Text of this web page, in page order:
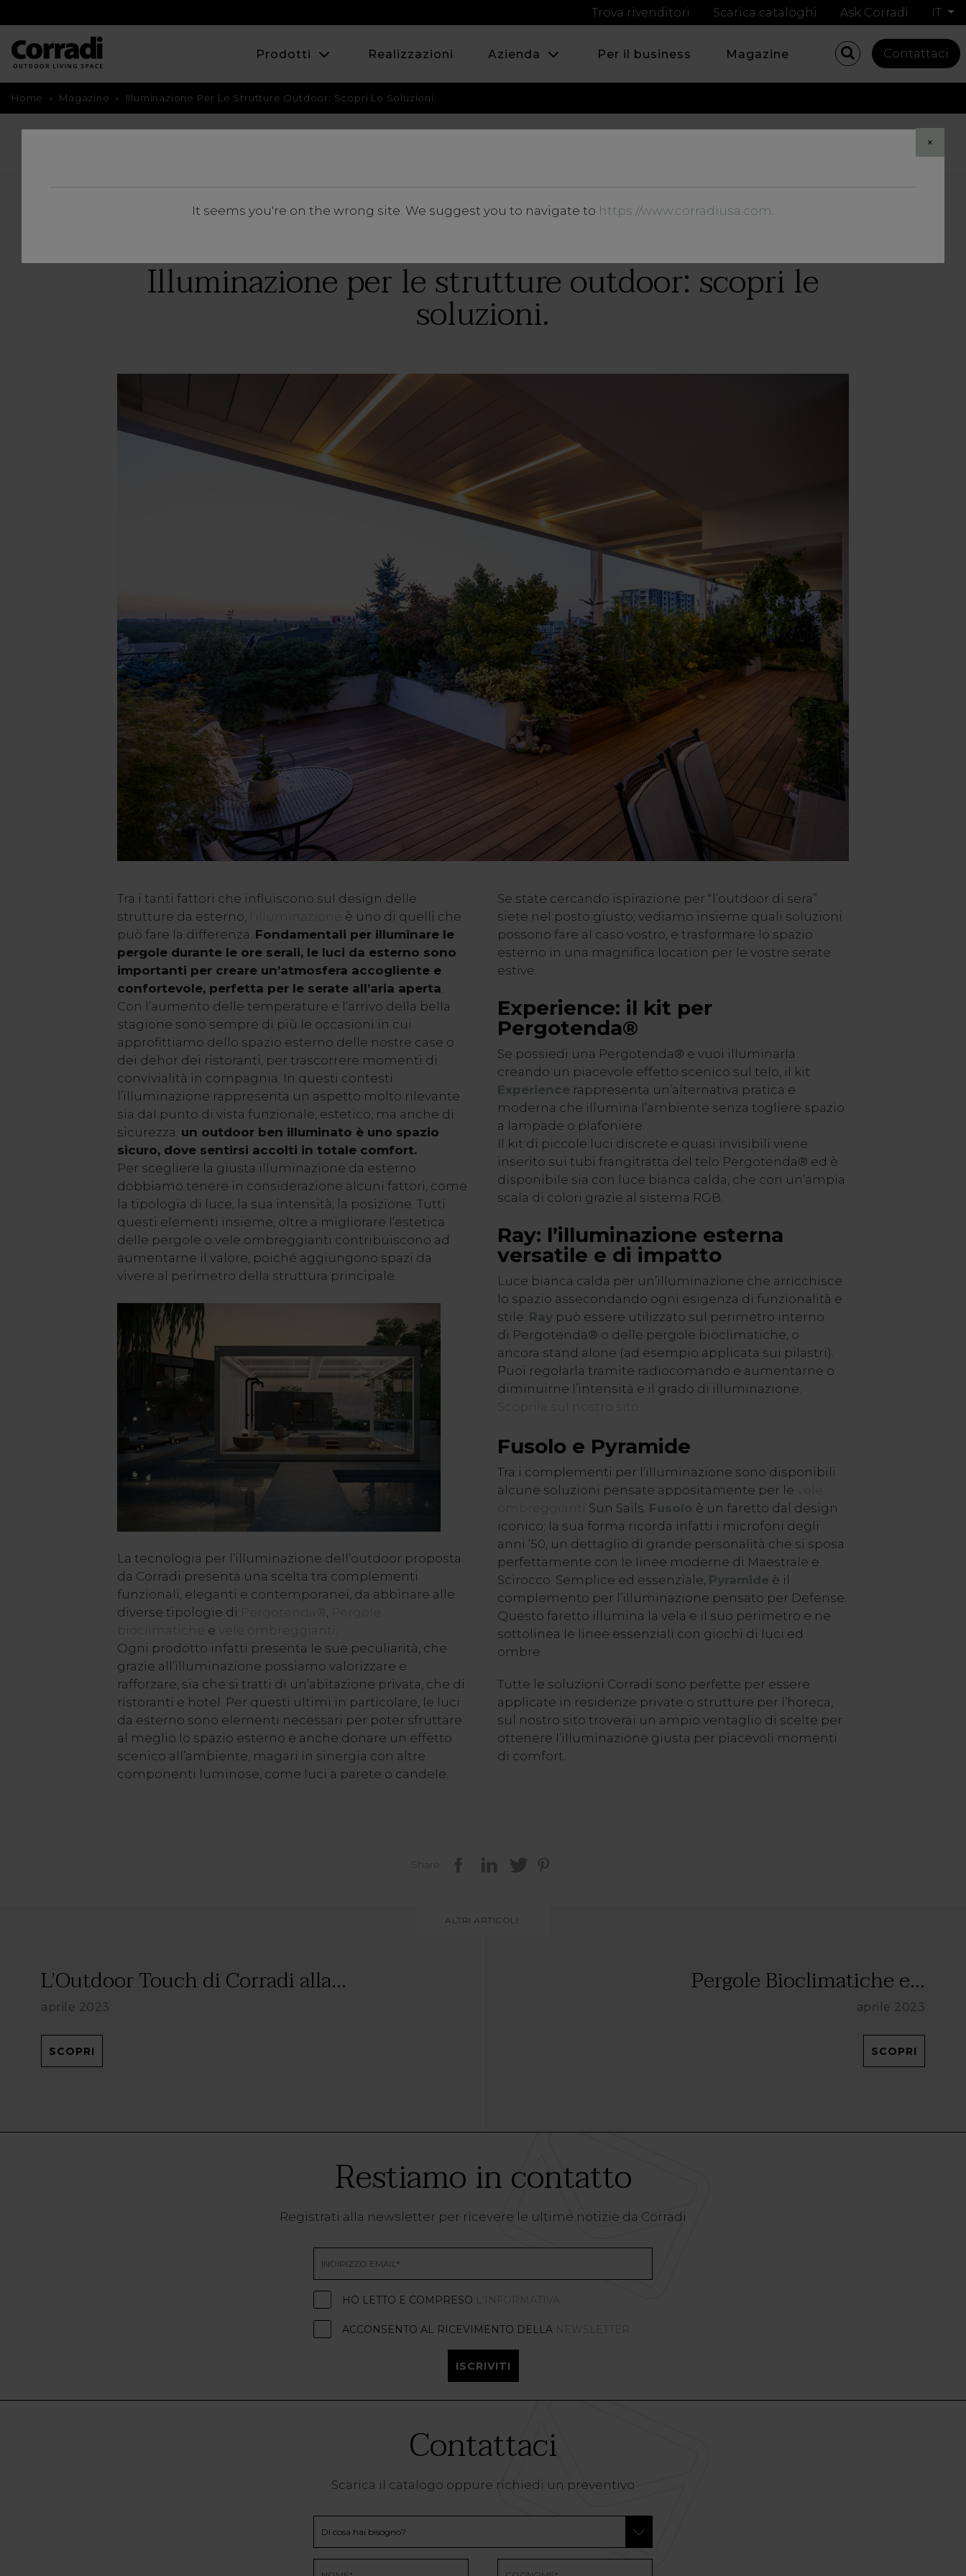
×
It seems you're on the wrong site. We suggest you to navigate to https://www.corradiusa.com.
Trova rivenditori Scarica cataloghi Ask Corradi IT
Prodotti Realizzazioni Azienda Per il business Magazine Contattaci
Home » Magazine » Illuminazione Per Le Strutture Outdoor: Scopri Le Soluzioni.
Illuminazione per le strutture outdoor: scopri le
soluzioni.
Tra i tanti fattori che influiscono sul design delle
strutture da esterno,
l’illuminazione
è uno di quelli che
può fare la differenza. Fondamentali per illuminare le
pergole durante le ore serali, le luci da esterno sono
importanti per creare un’atmosfera accogliente e
confortevole, perfetta per le serate all’aria aperta.
Con l’aumento delle temperature e l’arrivo della bella
stagione sono sempre di più le occasioni in cui
approfittiamo dello spazio esterno delle nostre case o
dei dehor dei ristoranti, per trascorrere momenti di
convivialità in compagnia. In questi contesti
l’illuminazione rappresenta un aspetto molto rilevante
sia dal punto di vista funzionale, estetico, ma anche di
sicurezza: un outdoor ben illuminato è uno spazio
sicuro, dove sentirsi accolti in totale comfort.
Per scegliere la giusta illuminazione da esterno
dobbiamo tenere in considerazione alcuni fattori, come
la tipologia di luce, la sua intensità, la posizione. Tutti
questi elementi insieme, oltre a migliorare l’estetica
delle pergole o vele ombreggianti contribuiscono ad
aumentarne il valore, poiché aggiungono spazi da
vivere al perimetro della struttura principale.
La tecnologia per l’illuminazione dell’outdoor proposta
da Corradi presenta una scelta tra complementi
funzionali, eleganti e contemporanei, da abbinare alle
diverse tipologie di Pergotenda® , Pergole
bioclimatiche
e vele ombreggianti .
Ogni prodotto infatti presenta le sue peculiarità, che
grazie all’illuminazione possiamo valorizzare e
rafforzare, sia che si tratti di un’abitazione privata, che di
ristoranti e hotel. Per questi ultimi in particolare, le luci
da esterno sono elementi necessari per poter sfruttare
al meglio lo spazio esterno e anche donare un effetto
scenico all’ambiente, magari in sinergia con altre
componenti luminose, come luci a parete o candele.
Se state cercando ispirazione per “l’outdoor di sera”
siete nel posto giusto; vediamo insieme quali soluzioni
possono fare al caso vostro, e trasformare lo spazio
esterno in una magnifica location per le vostre serate
estive.
Experience: il kit per
Pergotenda®
Se possiedi una Pergotenda® e vuoi illuminarla
creando un piacevole effetto scenico sul telo, il kit
Experience rappresenta un’alternativa pratica e
moderna che illumina l’ambiente senza togliere spazio
a lampade o plafoniere.
Il kit di piccole luci discrete e quasi invisibili viene
inserito sui tubi frangitratta del telo Pergotenda® ed è
disponibile sia con luce bianca calda, che con un’ampia
scala di colori grazie al sistema RGB.
Ray: l’illuminazione esterna
versatile e di impatto
Luce bianca calda per un’illuminazione che arricchisce
lo spazio assecondando ogni esigenza di funzionalità e
stile: Raypuò essere utilizzato sul perimetro interno
di Pergotenda® o delle pergole bioclimatiche, o
ancora stand alone (ad esempio applicata sui pilastri).
Puoi regolarla tramite radiocomando e aumentarne o
diminuirne l’intensità e il grado di illuminazione.
Scoprila sul nostro sito.
Fusolo e Pyramide
Tra i complementi per l’illuminazione sono disponibili
alcune soluzioni pensate appositamente per le vele
ombreggianti
Sun Sails. Fusolo è un faretto dal design
iconico; la sua forma ricorda infatti i microfoni degli
anni ’50, un dettaglio di grande personalità che si sposa
perfettamente con le linee moderne di Maestrale e
Scirocco. Semplice ed essenziale, Pyramide è il
complemento per l’illuminazione pensato per Defense.
Questo faretto illumina la vela e il suo perimetro e ne
sottolinea le linee essenziali con giochi di luci ed
ombre.
Tutte le soluzioni Corradi sono perfette per essere
applicate in residenze private o strutture per l’horeca,
sul nostro sito troverai un ampio ventaglio di scelte per
ottenere l’illuminazione giusta per piacevoli momenti
di comfort.
Share
ALTRI ARTICOLI:
L’Outdoor Touch di Corradi alla...
aprile 2023
SCOPRI
Pergole Bioclimatiche e...
aprile 2023
SCOPRI
Restiamo in contatto
Registrati alla newsletter per ricevere le ultime notizie da Corradi
HO LETTO E COMPRESO L'INFORMATIVA
ACCONSENTO AL RICEVIMENTO DELLA NEWSLETTER
ISCRIVITI
Contattaci
Scarica il catalogo oppure richiedi un preventivo